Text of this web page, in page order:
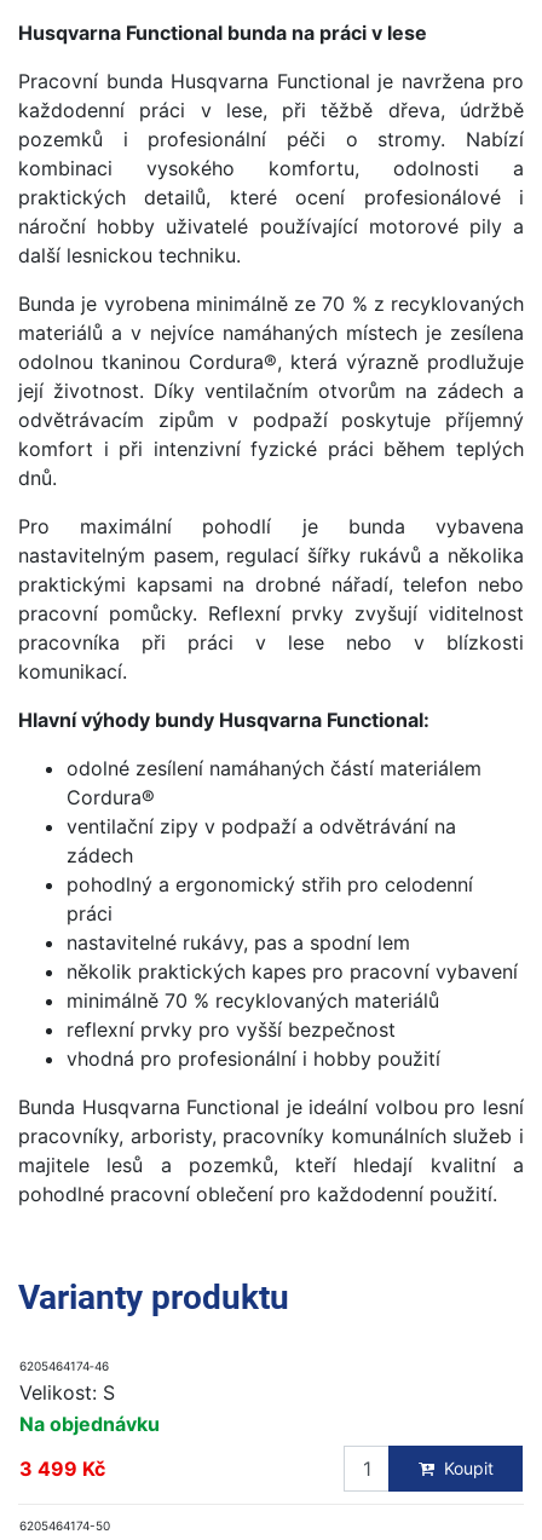
Husqvarna Functional bunda na práci v lese
Pracovní bunda Husqvarna Functional je navržena pro
každodenní práci v lese, při těžbě dřeva, údržbě
pozemků i profesionální péči o stromy. Nabízí
kombinaci vysokého komfortu, odolnosti a
praktických detailů, které ocení profesionálové i
nároční hobby uživatelé používající motorové pily a
další lesnickou techniku.
Bunda je vyrobena minimálně ze 70 % z recyklovaných
materiálů a v nejvíce namáhaných místech je zesílena
odolnou tkaninou Cordura®, která výrazně prodlužuje
její životnost. Díky ventilačním otvorům na zádech a
odvětrávacím zipům v podpaží poskytuje příjemný
komfort i při intenzivní fyzické práci během teplých
dnů.
Pro maximální pohodlí je bunda vybavena
nastavitelným pasem, regulací šířky rukávů a několika
praktickými kapsami na drobné nářadí, telefon nebo
pracovní pomůcky. Reflexní prvky zvyšují viditelnost
pracovníka při práci v lese nebo v blízkosti
komunikací.
Hlavní výhody bundy Husqvarna Functional:
odolné zesílení namáhaných částí materiálem
Cordura®
ventilační zipy v podpaží a odvětrávání na
zádech
pohodlný a ergonomický střih pro celodenní
práci
nastavitelné rukávy, pas a spodní lem
několik praktických kapes pro pracovní vybavení
minimálně 70 % recyklovaných materiálů
reflexní prvky pro vyšší bezpečnost
vhodná pro profesionální i hobby použití
Bunda Husqvarna Functional je ideální volbou pro lesní
pracovníky, arboristy, pracovníky komunálních služeb i
majitele lesů a pozemků, kteří hledají kvalitní a
pohodlné pracovní oblečení pro každodenní použití.
Varianty produktu
6205464174‑46
Velikost: S
Na objednávku
3 499 Kč
Koupit
6205464174-50